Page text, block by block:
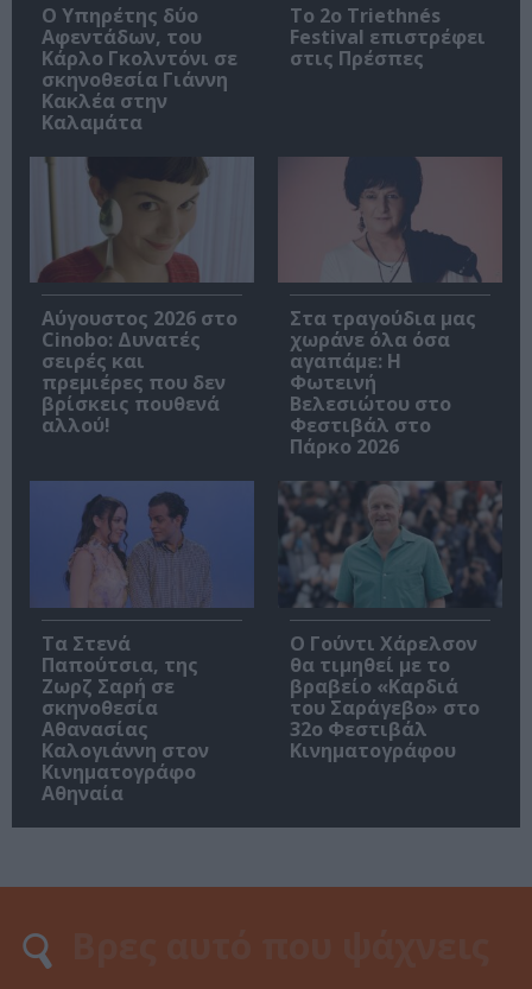
Ο Υπηρέτης δύο
Αφεντάδων, του
Κάρλο Γκολντόνι σε
σκηνοθεσία Γιάννη
Κακλέα στην
Καλαμάτα
Το 2ο Triethnés
Festival επιστρέφει
στις Πρέσπες
Αύγουστος 2026 στο
Cinobo: Δυνατές
σειρές και
πρεμιέρες που δεν
βρίσκεις πουθενά
αλλού!
Στα τραγούδια μας
χωράνε όλα όσα
αγαπάμε: Η
Φωτεινή
Βελεσιώτου στο
Φεστιβάλ στο
Πάρκο 2026
Τα Στενά
Παπούτσια, της
Ζωρζ Σαρή σε
σκηνοθεσία
Αθανασίας
Καλογιάννη στον
Κινηματογράφο
Αθηναία
Ο Γούντι Χάρελσον
θα τιμηθεί με το
βραβείο «Καρδιά
του Σαράγεβο» στο
32ο Φεστιβάλ
Κινηματογράφου